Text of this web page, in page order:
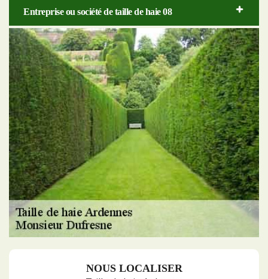
Entreprise ou société de taille de haie 08
NOUS LOCALISER